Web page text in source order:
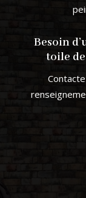
Besoin
toile